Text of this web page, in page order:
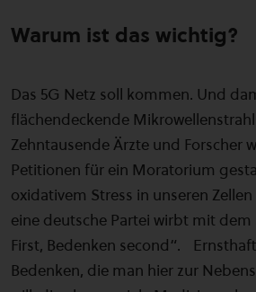
Warum ist das wichtig?
Das 5G Netz soll kommen. Und
flächendeckende
Zehntausende Ärzte und Forscher
Petitionen für ein Moratorium
oxidativem Stress in unseren
eine deutsche Partei wirbt mit
First, Bedenken second“.
Bedenken, die man hier zur